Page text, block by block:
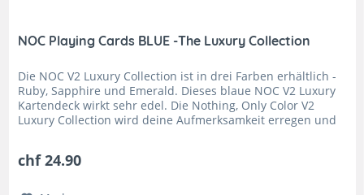
NOC Playing Cards BLUE -The Luxury Collection
Die NOC V2 Luxury Collection ist in drei Farben erhältlich -
Ruby, Sapphire und Emerald. Dieses blaue NOC V2 Luxury
Kartendeck wirkt sehr edel. Die Nothing, Only Color V2
Luxury Collection wird deine Aufmerksamkeit erregen und
chf 24.90